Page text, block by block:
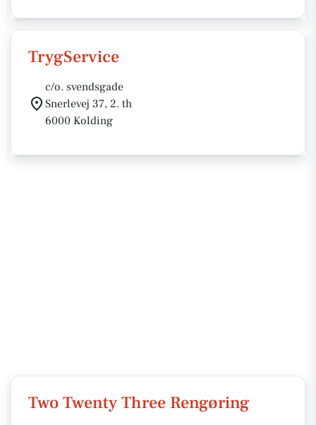
TrygService
c/o. svendsgade
Snerlevej 37, 2. th
6000 Kolding
Two Twenty Three Rengøring